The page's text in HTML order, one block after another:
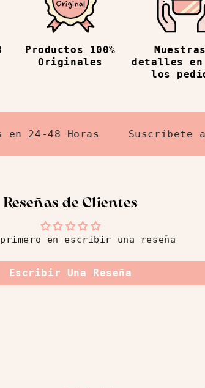
Productos 100%
Originales
detalles en
los
48 Horas Suscríbete a
Reseñas de Clientes
en escribir una reseña
Escribir Una Reseña